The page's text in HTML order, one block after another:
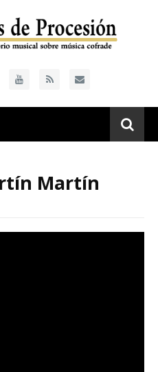
Martín